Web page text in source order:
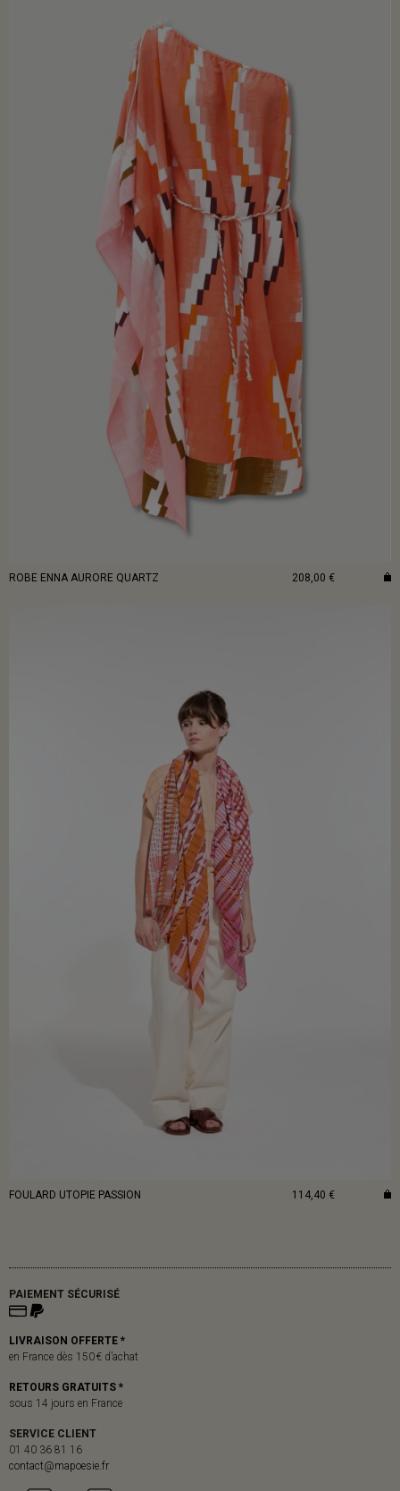
ROBE ENNA AURORE QUARTZ 208,00 €
FOULARD UTOPIE PASSION 114,40 €
PAIEMENT SÉCURISÉ
LIVRAISON OFFERTE *
en France dès 150 € d’achat
RETOURS GRATUITS *
sous 14 jours en France
SERVICE CLIENT
01 40 36 81 16
contact@mapoesie.fr